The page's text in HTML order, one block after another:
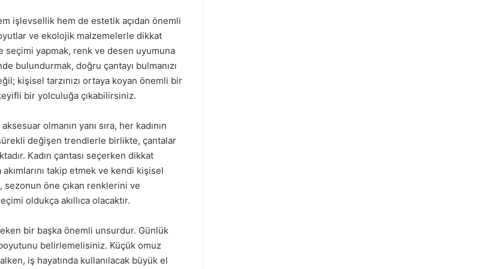
işlevsellik hem de estetik açıdan önemli
ve ekolojik malzemelerle dikkat
seçimi yapmak, renk ve desen uyumuna
bulundurmak, doğru çantayı bulmanızı
kişisel tarzınızı ortaya koyan önemli bir
bir yolculuğa çıkabilirsiniz.
olmanın yanı sıra, her kadının
değişen trendlerle birlikte, çantalar
Kadın çantası seçerken dikkat
takip etmek ve kendi kişisel
öne çıkan renklerini ve
oldukça akıllıca olacaktır.
bir başka önemli unsurdur. Günlük
boyutunu belirlemelisiniz. Küçük omuz
iş hayatında kullanılacak büyük el